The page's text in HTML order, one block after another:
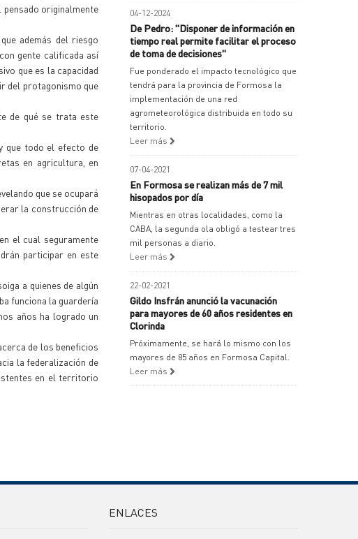
originalmente
además del riesgo
gente calificada así
que es la capacidad
del protagonismo que
de qué se trata este
que todo el efecto de
en agricultura, en
que se ocupará
la construcción de
el cual seguramente
participar en este
a quienes de algún
funciona la guardería
años ha logrado un
de los beneficios
la federalización de
en el territorio
04-12-2024
De Pedro: "Disponer de información en
tiempo real permite facilitar el proceso
de toma de decisiones"
Fue ponderado el impacto tecnológico que
tendrá para la provincia de Formosa la
implementación de una red
agrometeorológica distribuida en todo su
territorio.
Leer más
07-04-2021
En Formosa se realizan más de 7 mil
hisopados por día
Mientras en otras localidades, como la
CABA, la segunda ola obligó a testear tres
mil personas a diario.
Leer más
22-02-2021
Gildo Insfrán anunció la vacunación
para mayores de 60 años residentes en
Clorinda
Próximamente, se hará lo mismo con los
mayores de 85 años en Formosa Capital.
Leer más
ENLACES